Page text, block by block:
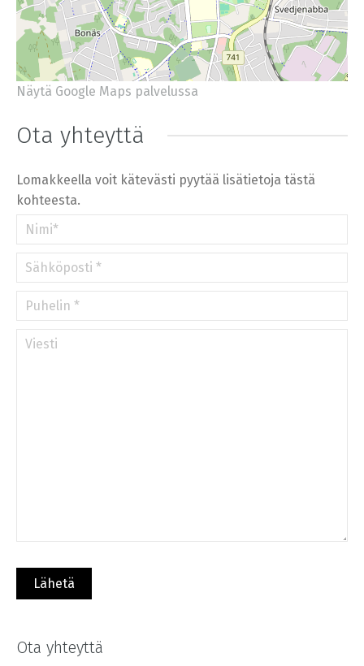
+
−
© OpenStreetMap
»
Näytä Google Maps palvelussa
Ota yhteyttä
Lomakkeella voit kätevästi pyytää lisätietoja tästä
kohteesta.
Ota yhteyttä